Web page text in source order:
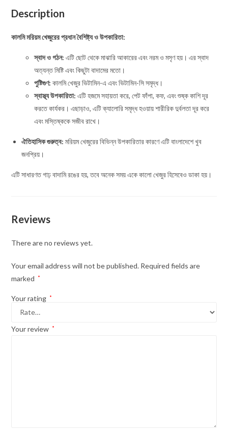
Description
কালমি মরিয়ম খেজুরের প্রধান বৈশিষ্ট্য ও উপকারিতা:
স্বাদ ও গঠন: এটি ছোট থেকে মাঝারি আকারের এবং নরম ও মসৃণ হয়। এর স্বাদ
অত্যন্ত মিষ্টি এবং কিছুটা বাদামের মতো।
পুষ্টিগুণ: কালমি খেজুর ভিটামিন-এ এবং ভিটামিন-সি সমৃদ্ধ।
স্বাস্থ্য উপকারিতা: এটি হজমে সহায়তা করে, পেট ফাঁপা, কফ, এবং শুষ্ক কাশি দূর
করতে কার্যকর। এছাড়াও, এটি ক্যালোরি সমৃদ্ধ হওয়ায় শারীরিক দুর্বলতা দূর করে
এবং মস্তিষ্ককে সজীব রাখে।
ঐতিহাসিক গুরুত্ব: মরিয়ম খেজুরের বিভিন্ন উপকারিতার কারণে এটি বাংলাদেশে খুব
জনপ্রিয়।
এটি সাধারণত গাঢ় বাদামি রঙের হয়, তবে অনেক সময় একে কালো খেজুর হিসেবেও ডাকা হয়।
Reviews
There are no reviews yet.
Your email address will not be published. Required fields are
marked
*
Your rating *
Your review *